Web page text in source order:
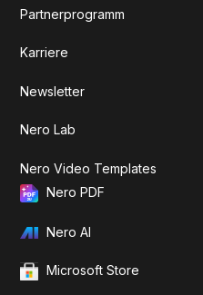
Partnerprogramm
Karriere
Newsletter
Nero Lab
Nero Video Templates
Nero PDF
Nero AI
Microsoft Store